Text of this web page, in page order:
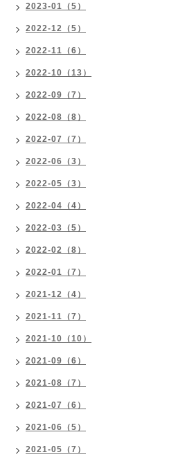
2023-01（5）
2022-12（5）
2022-11（6）
2022-10（13）
2022-09（7）
2022-08（8）
2022-07（7）
2022-06（3）
2022-05（3）
2022-04（4）
2022-03（5）
2022-02（8）
2022-01（7）
2021-12（4）
2021-11（7）
2021-10（10）
2021-09（6）
2021-08（7）
2021-07（6）
2021-06（5）
2021-05（7）